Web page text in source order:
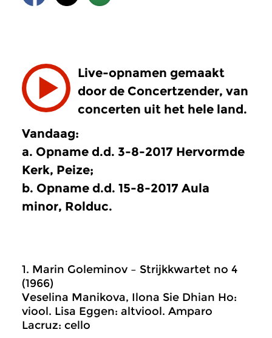
Live-opnamen gemaakt
door de Concertzender, van
concerten uit het hele land.
Vandaag:
a. Opname d.d. 3-8-2017 Hervormde
Kerk, Peize;
b. Opname d.d. 15-8-2017 Aula
minor, Rolduc.
1. Marin Goleminov – Strijkkwartet no 4
(1966)
Veselina Manikova, Ilona Sie Dhian Ho:
viool. Lisa Eggen: altviool. Amparo
Lacruz: cello